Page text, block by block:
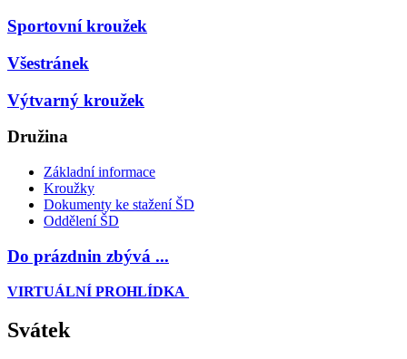
Sportovní kroužek
Všestránek
Výtvarný kroužek
Družina
Základní informace
Kroužky
Dokumenty ke stažení ŠD
Oddělení ŠD
Do prázdnin zbývá ...
VIRTUÁLNÍ PROHLÍDKA
Svátek